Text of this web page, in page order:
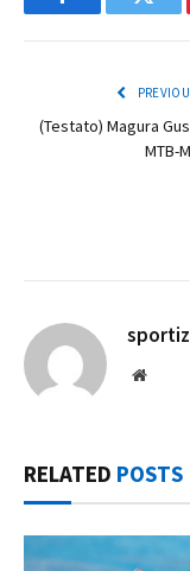
Facebook
(Testato) Magura
MTB-
Website
RELATED POSTS